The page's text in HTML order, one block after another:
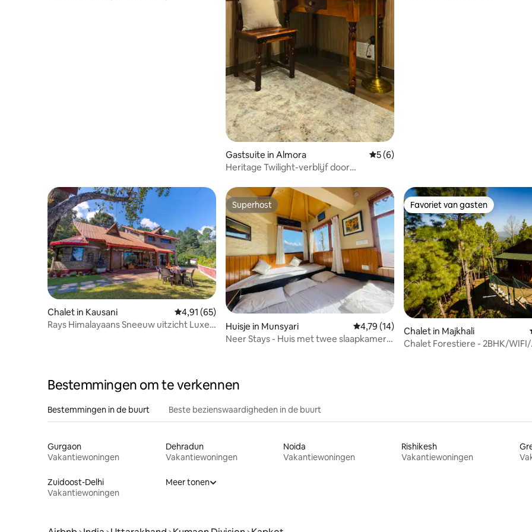
Gastsuite in Almora Gemiddelde beoordeling van 5 op 5, 6
5 (6)
Heritage Twilight-verblijf door
Chalet in Kausani Gemiddelde beoordeling van 4,91 op 5, 65 recensies
4,91 (65)
Rays Himalayaans Sneeuw uitzicht Luxe
Superhost
Superhost
Huisje in Munsyari Gemiddelde beoordeling van 4,79 op 5, 14
4,79 (14)
Neer Stays - Huis met twee slaapkamers
Favoriet van gasten
Favoriet van gasten
Chalet in Majkhali
Chalet Forestiere - 2BHK/WIFI/
Bestemmingen om te verkennen
Bestemmingen in de buurt Beste bezienswaardigheden in de buurt
Gurgaon
Vakantiewoningen
Dehradun
Vakantiewoningen
Noida
Vakantiewoningen
Rishikesh
Vakantiewoningen
Zuidoost-Delhi
Vakantiewoningen
Meer tonen